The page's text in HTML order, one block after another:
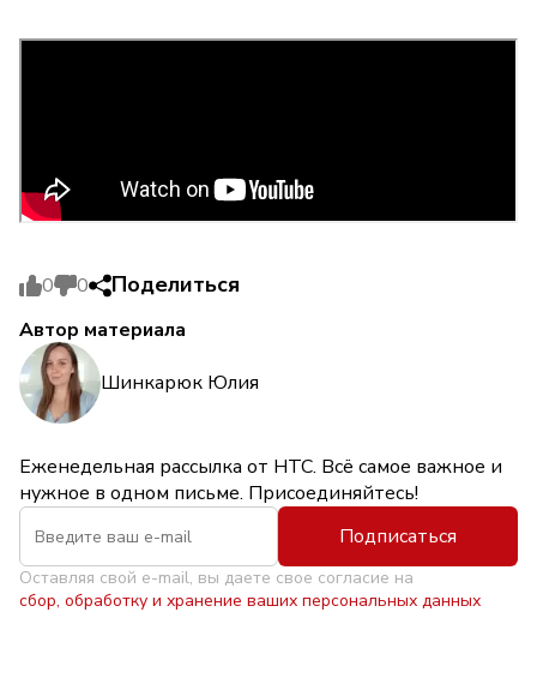
0 0 Поделиться
Автор материала
Шинкарюк Юлия
Еженедельная рассылка от НТС. Всё самое важное и
нужное в одном письме. Присоединяйтесь!
Подписаться
Оставляя свой e-mail, вы даете свое согласие на
сбор, обработку и хранение ваших персональных данных